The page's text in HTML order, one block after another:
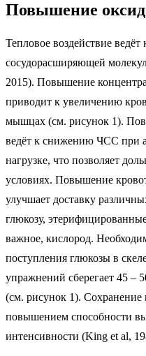
Повышение
Тепловое воздействие
сосудорасширяющей
2015). Повышение
приводит к увеличению
мышцах (см. рисунок 1).
ведёт к снижению ЧСС при
нагрузке, что позволяет
условиях. Повышение
улучшает доставку
глюкозу,
важное, кислород.
поступления глюкозы в
упражнений сберегает 45 –
(см. рисунок 1). Сохранение
повышением способности
интенсивности (King et al,